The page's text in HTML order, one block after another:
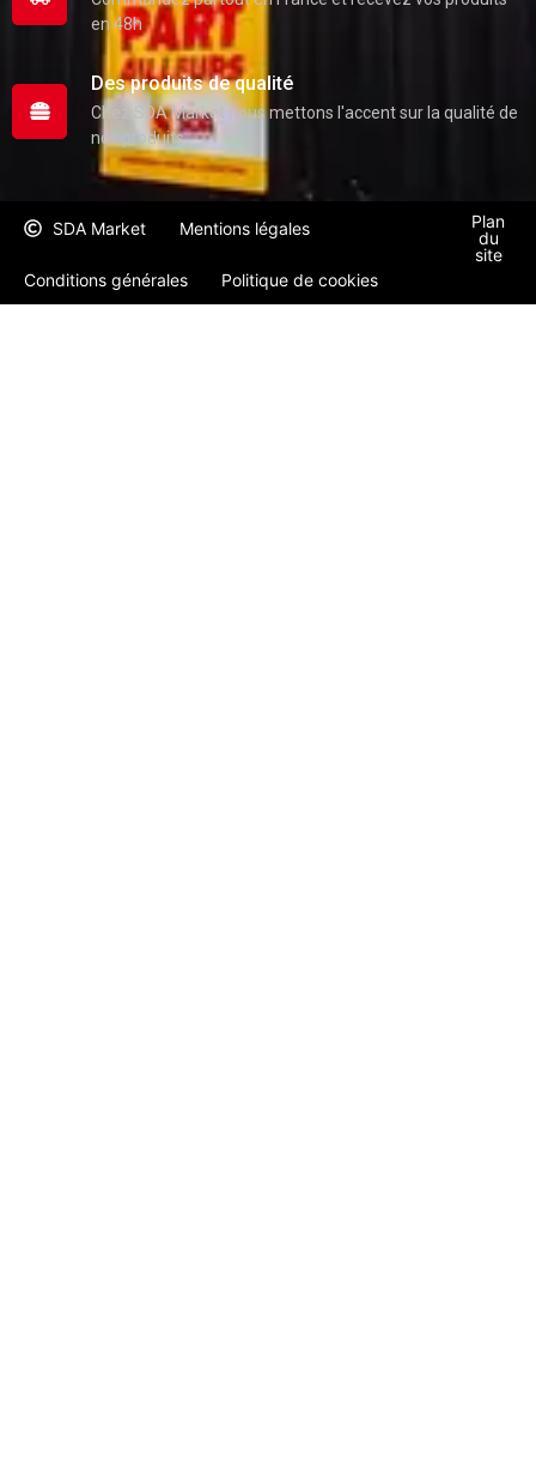
en 48h
Des produits de qualité
Chez SDA Market nous mettons l'accent sur la qualité de
nos produits
SDA Market Mentions légales
Conditions générales Politique de cookies
Plan
du
site